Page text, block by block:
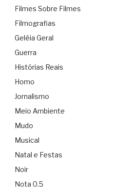
Filmes Sobre Filmes
Filmografias
Geléia Geral
Guerra
Histórias Reais
Homo
Jornalismo
Meio Ambiente
Mudo
Musical
Natal e Festas
Noir
Nota 0.5